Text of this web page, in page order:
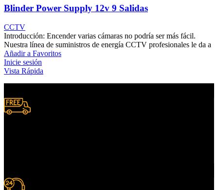
Blinder Power Supply 12v 9 Salidas
CCTV
Introducción: Encender varias cámaras no podría ser más fácil.
Nuestra línea de suministros de energía CCTV profesionales le da a
Añadir a Favoritos
Inicie sesión
Vista Rápida